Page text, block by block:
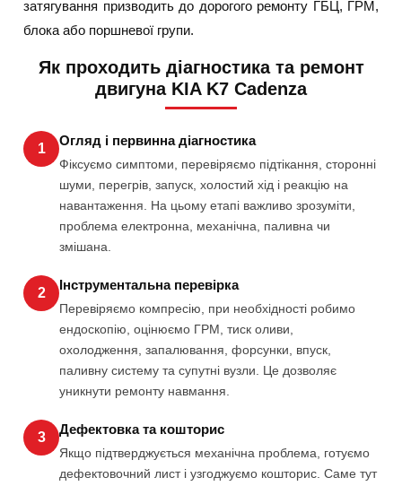
затягування призводить до дорогого ремонту ГБЦ, ГРМ,
блока або поршневої групи.
Як проходить діагностика та ремонт
двигуна KIA K7 Cadenza
1
Огляд і первинна діагностика
Фіксуємо симптоми, перевіряємо підтікання, сторонні
шуми, перегрів, запуск, холостий хід і реакцію на
навантаження. На цьому етапі важливо зрозуміти,
проблема електронна, механічна, паливна чи
змішана.
2
Інструментальна перевірка
Перевіряємо компресію, при необхідності робимо
ендоскопію, оцінюємо ГРМ, тиск оливи,
охолодження, запалювання, форсунки, впуск,
паливну систему та супутні вузли. Це дозволяє
уникнути ремонту навмання.
3
Дефектовка та кошторис
Якщо підтверджується механічна проблема, готуємо
дефектовочний лист і узгоджуємо кошторис. Саме тут